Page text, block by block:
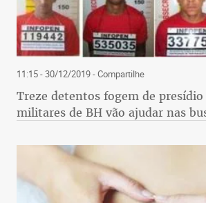
11:15 - 30/12/2019- Compartilhe
Treze detentos fogem de
militares de BH vão ajudar nas